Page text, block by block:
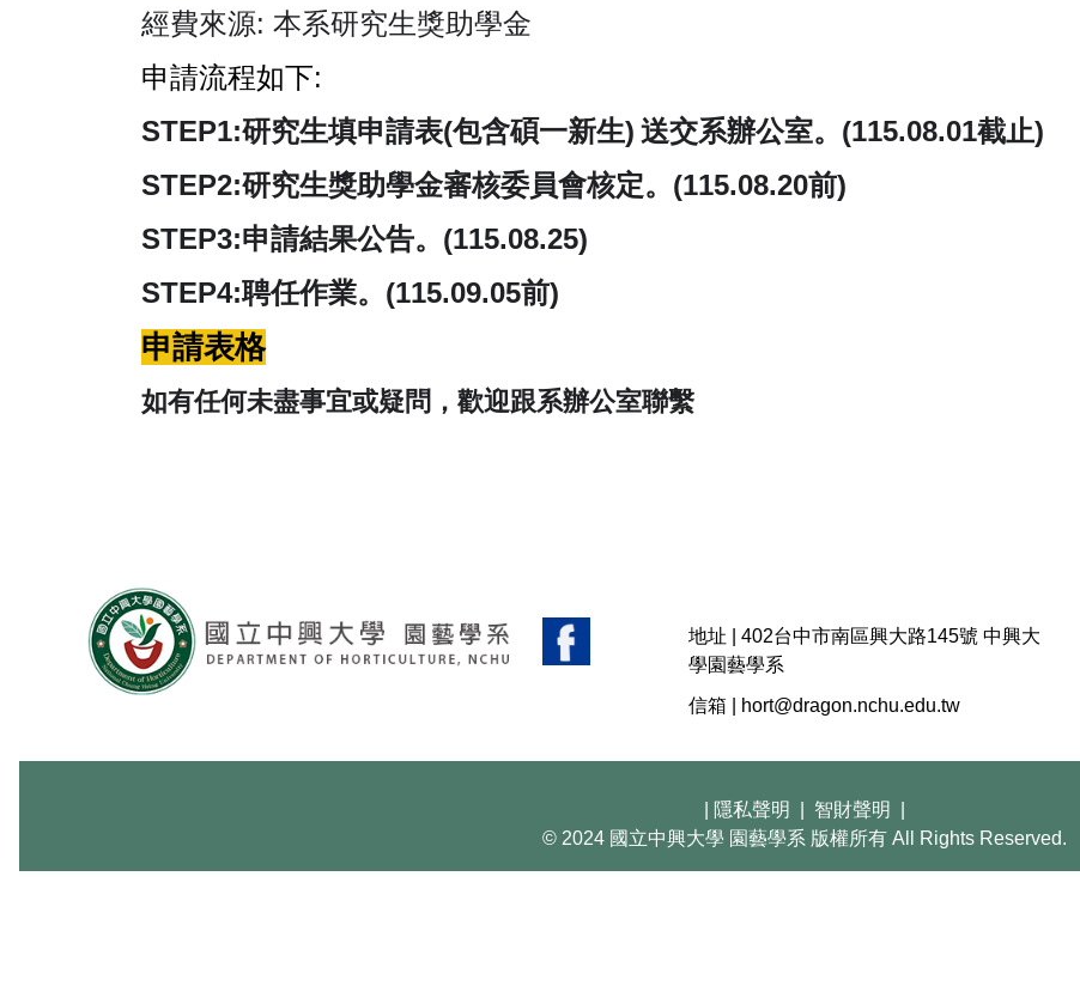
經費來源: 本系研究生獎助學金
申請流程如下:
STEP1:研究生填申請表(包含碩一新生) 送交系辦公室。(115.08.01截止)
STEP2:研究生獎助學金審核委員會核定。(115.08.20前)
STEP3:申請結果公告。(115.08.25)
STEP4:聘任作業。(115.09.05前)
申請表格
如有任何未盡事宜或疑問，歡迎跟系辦公室聯繫
地址 |402台中市南區興大路145號 中興大
學園藝學系
信箱 |
hort@dragon.nchu.edu.tw
隱私聲明 智財聲明
© 2024 國立中興大學 園藝學系 版權所有 All Rights Reserved.